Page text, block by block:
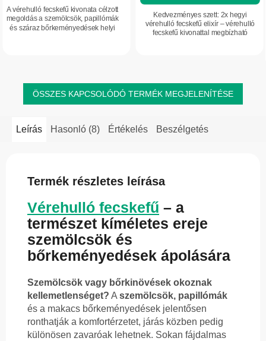
A vérehulló fecskefű kivonata célzott
megoldás a szemölcsök, papillómák
és száraz bőrkeményedések helyi
Kedvezményes szett: 2x hegyi
vérehulló fecskefű elixír – vérehulló
fecskefű kivonattal megbízható
ÖSSZES KAPCSOLÓDÓ TERMÉK MEGJELENÍTÉSE
Leírás Hasonló (8) Értékelés Beszélgetés
Termék részletes leírása
Vérehulló fecskefű – a
természet kíméletes ereje
szemölcsök és
bőrkeményedések ápolására
Szemölcsök vagy bőrkinövések okoznak
kellemetlenséget? A szemölcsök, papillómák
és a makacs bőrkeményedések jelentősen
ronthatják a komfortérzetet, járás közben pedig
különösen zavaróak lehetnek. Sokan fájdalmas